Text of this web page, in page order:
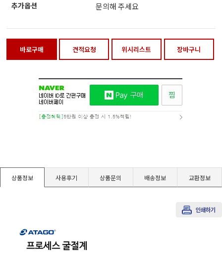
미경/확대경
차계/광택계/조도계/광도계/방사랑계
업/임업/해양측정기
도계/물리/물성측정기
질기/원심분리기/초음파유량계/습식·건식가스메타
추가옵션 문의해 주세요
바로구매 견적요청 위시리스트 장바구니
상품정보 사용후기 상품문의 배송정보 교환정보